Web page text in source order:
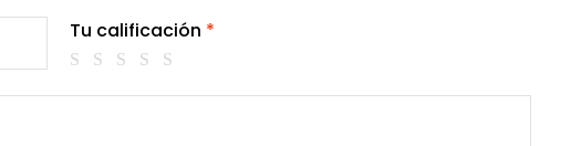
Tu calificación *